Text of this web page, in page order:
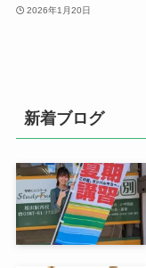
2026年1月20日
新着ブログ